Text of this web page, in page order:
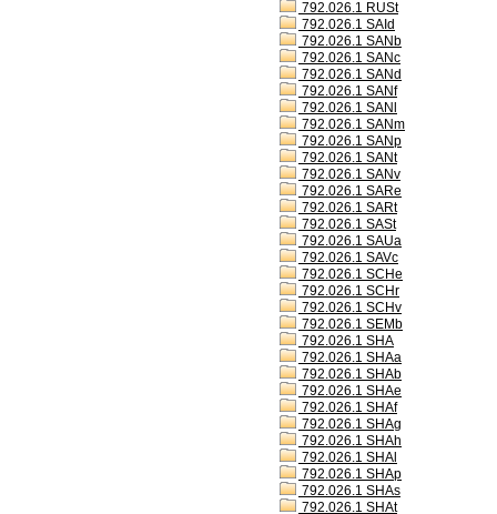
792.026.1 RUSt
792.026.1 SAId
792.026.1 SANb
792.026.1 SANc
792.026.1 SANd
792.026.1 SANf
792.026.1 SANl
792.026.1 SANm
792.026.1 SANp
792.026.1 SANt
792.026.1 SANv
792.026.1 SARe
792.026.1 SARt
792.026.1 SASt
792.026.1 SAUa
792.026.1 SAVc
792.026.1 SCHe
792.026.1 SCHr
792.026.1 SCHv
792.026.1 SEMb
792.026.1 SHA
792.026.1 SHAa
792.026.1 SHAb
792.026.1 SHAe
792.026.1 SHAf
792.026.1 SHAg
792.026.1 SHAh
792.026.1 SHAl
792.026.1 SHAp
792.026.1 SHAs
792.026.1 SHAt